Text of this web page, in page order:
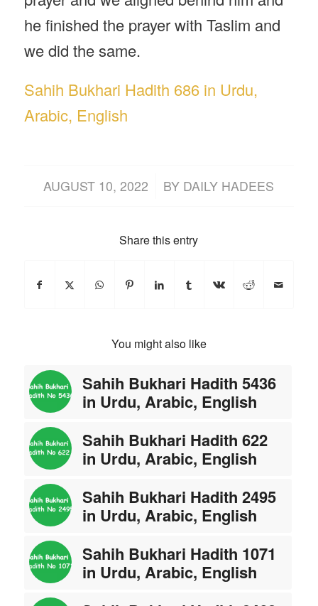
he finished the prayer with Taslim and
we did the same.
Sahih Bukhari Hadith 686 in Urdu,
Arabic, English
AUGUST 10, 2022
/ BY DAILY HADEES
Share this entry
You might also like
Sahih Bukhari Hadith 5436
in Urdu, Arabic, English
Sahih Bukhari Hadith 622
in Urdu, Arabic, English
Sahih Bukhari Hadith 2495
in Urdu, Arabic, English
Sahih Bukhari Hadith 1071
in Urdu, Arabic, English